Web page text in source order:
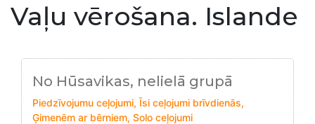
Vaļu vērošana. Islande
No Hūsavikas, nelielā grupā
Piedzīvojumu ceļojumi, Īsi ceļojumi brīvdienās,
Ģimenēm ar bērniem, Solo ceļojumi